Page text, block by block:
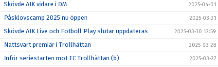
Skövde AIK vidare i DM 2025-04-01
Påsklovscamp 2025 nu öppen 2025-03-31
Skövde AIK Live och Fotboll Play slutar uppdateras 2025-03-30 12:59
Nattsvart premiär i Trollhättan 2025-03-28
Inför seriestarten mot FC Trollhättan (b) 2025-03-27